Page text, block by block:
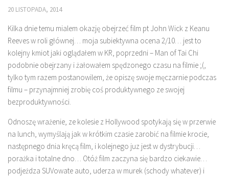
20 LISTOPADA, 2014
Kilka dnie temu mialem okazję obejrzeć film pt John Wick z Keanu
Reevesw roli głównej… moja subiektywna ocena 2/10… jest to
kolejny kmiot jaki oglądałem w KR, poprzedni – Man of Tai Chi
podobnie obejrzany i żałowałem spędzonego czasu na filmie ;(,
tylko tym razem postanowilem, że opiszę swoje męczarnie podczas
filmu – przynajmniej zrobię coś produktywnego ze swojej
bezproduktywności.
Odnoszę wrażenie, ze kolesie z Hollywood spotykają się w przerwie
na lunch, wymyślają jak w krótkim czasie zarobić na filmie krocie,
następnego dnia kręcą film, i kolejnego juz jest w dystrybucji…
porażka i totalne dno… Otóż film zaczyna się bardzo ciekawie…
podjeżdza SUVowate auto, uderza w murek (schody whatever) i